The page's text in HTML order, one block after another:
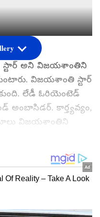
అని విజయశాంతిని
విజయశాంతి స్టార్
లేడీ ఓరియెంటెడ్
అంబాసిడర్. కార్త్యవ్యం,
విజయశాంతిని
ఏసియానెట్ తెలుగు
ఎంచుకోండి